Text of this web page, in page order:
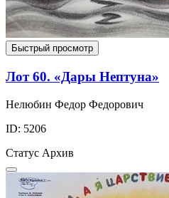
Быстрый просмотр
Лот 60. «Дары Нептуна»
Нелюбин Федор Федорович
ID: 5206
Статус Архив